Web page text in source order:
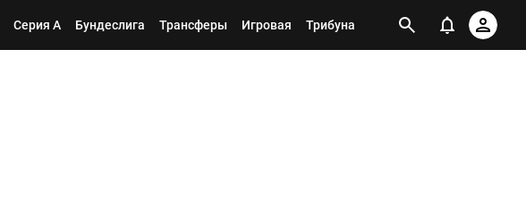
Серия А Бундеслига Трансферы Игровая Трибуна